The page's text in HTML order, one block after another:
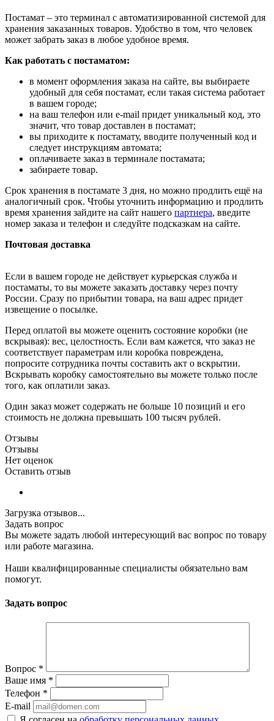
Постамат – это терминал с автоматизированной системой для
хранения заказанных товаров. Удобство в том, что человек
может забрать заказ в любое удобное время.
Как работать с постаматом:
в момент оформления заказа на сайте, вы выбираете
удобный для себя постамат, если такая система работает
в вашем городе;
на ваш телефон или e-mail придет уникальный код, это
значит, что товар доставлен в постамат;
вы приходите к постамату, вводите полученный код и
следует инструкциям автомата;
оплачиваете заказ в терминале постамата;
забираете товар.
Срок хранения в постамате 3 дня, но можно продлить ещё на
аналогичный срок. Чтобы уточнить информацию и продлить
время хранения зайдите на сайт нашего партнера, введите
номер заказа и телефон и следуйте подсказкам на сайте.
Почтовая доставка
Если в вашем городе не действует курьерская служба и
постаматы, то вы можете заказать доставку через почту
России. Сразу по прибытии товара, на ваш адрес придет
извещение о посылке.
Перед оплатой вы можете оценить состояние коробки (не
вскрывая): вес, целостность. Если вам кажется, что заказ не
соответствует параметрам или коробка повреждена,
попросите сотрудника почты составить акт о вскрытии.
Вскрывать коробку самостоятельно вы можете только после
того, как оплатили заказ.
Один заказ может содержать не больше 10 позиций и его
стоимость не должна превышать 100 тысяч рублей.
Отзывы
Отзывы
Нет оценок
Оставить отзыв
Загрузка отзывов...
Задать вопрос
Вы можете задать любой интересующий вас вопрос по товару
или работе магазина.
Наши квалифицированные специалисты обязательно вам
помогут.
Задать вопрос
Вопрос *
Ваше имя *
Телефон *
E-mail